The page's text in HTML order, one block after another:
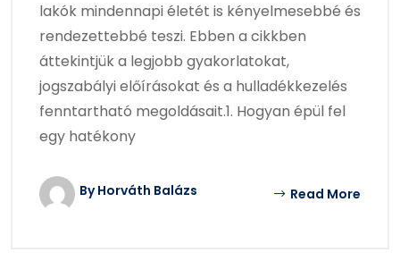
lakók mindennapi életét is kényelmesebbé és
rendezettebbé teszi. Ebben a cikkben
áttekintjük a legjobb gyakorlatokat,
jogszabályi előírásokat és a hulladékkezelés
fenntartható megoldásait.1. Hogyan épül fel
egy hatékony
By Horváth Balázs Read More